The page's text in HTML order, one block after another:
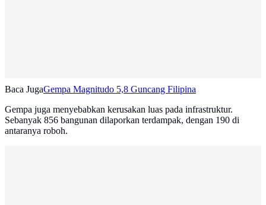
Baca JugaGempa Magnitudo 5,8 Guncang Filipina
Gempa juga menyebabkan kerusakan luas pada infrastruktur.
Sebanyak 856 bangunan dilaporkan terdampak, dengan 190 di
antaranya roboh.